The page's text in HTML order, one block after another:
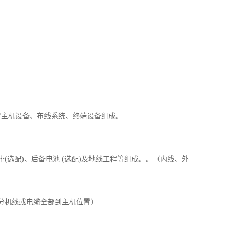
机设备、布线系统、终端设备组成。
配)、后备电池 (选配)及地线工程等组成。。（内线、外
线或电缆全部到主机位置）